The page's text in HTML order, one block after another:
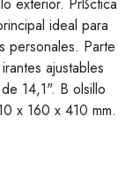
ideal para
personales. Parte
ajustables
14,1". B olsillo
x 160 x 410 mm.